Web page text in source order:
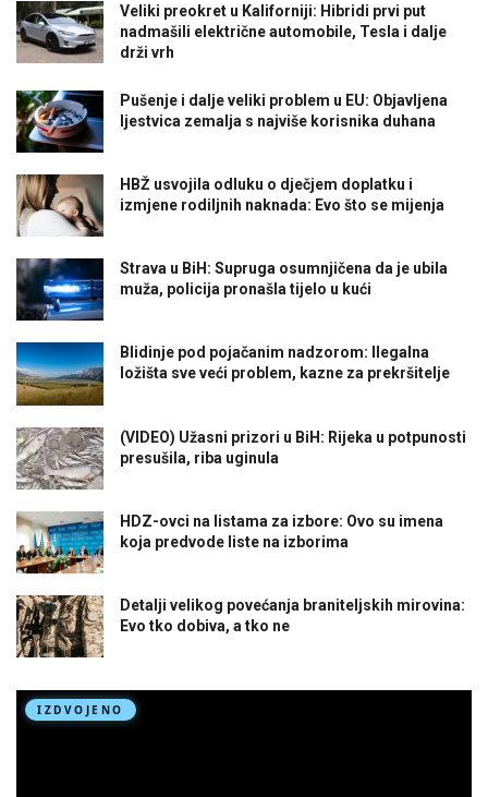
Veliki preokret u Kaliforniji: Hibridi prvi put
nadmašili električne automobile, Tesla i dalje
drži vrh
Pušenje i dalje veliki problem u EU: Objavljena
ljestvica zemalja s najviše korisnika duhana
HBŽ usvojila odluku o dječjem doplatku i
izmjene rodiljnih naknada: Evo što se mijenja
Strava u BiH: Supruga osumnjičena da je ubila
muža, policija pronašla tijelo u kući
Blidinje pod pojačanim nadzorom: Ilegalna
ložišta sve veći problem, kazne za prekršitelje
(VIDEO) Užasni prizori u BiH: Rijeka u potpunosti
presušila, riba uginula
HDZ-ovci na listama za izbore: Ovo su imena
koja predvode liste na izborima
Detalji velikog povećanja braniteljskih mirovina:
Evo tko dobiva, a tko ne